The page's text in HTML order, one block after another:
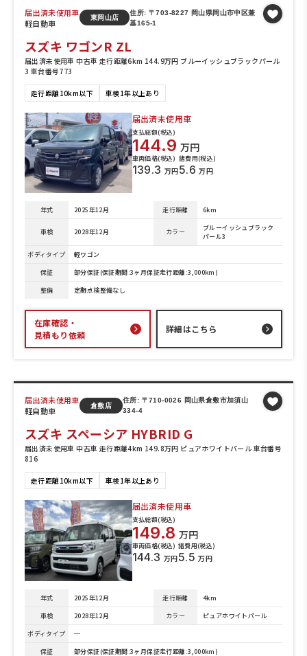
届出済未使用車
軽自動車
東岡山店
住所: 〒703-8227 岡山県岡山市中区兼
基165-1
スズキ ワゴンR ZL
届出済未使用車 中古車 走行距離6km 144.9万円 ブルーイッシュブラックパール
3 車台番号773
走行距離10km以下 車検1年以上あり
届出済未使用車
支払総額(税込)
144.9 万円
車両価格(税込)
139.3 万円
諸費用(税込)
5.6 万円
年式 2025年12月 走行距離 6km
車検 2028年12月 カラー
ブルーイッシュブラック
パール3
ボディタイプ
軽ワゴン
保証
部分保証(保証期間:3ヶ月保証走行距離:3,000km)
整備
定期点検整備なし
在庫確認・
見積もり依頼
詳細はこちら
届出済未使用車
軽自動車
倉敷店
住所: 〒710-0026 岡山県倉敷市加須山
334-4
スズキ スペーシア HYBRID G
届出済未使用車 中古車 走行距離4km 149.8万円 ピュアホワイトパール 車台番号
816
走行距離10km以下 車検1年以上あり
届出済未使用車
支払総額(税込)
149.8 万円
車両価格(税込)
144.3 万円
諸費用(税込)
5.5 万円
年式 2025年12月 走行距離
4km
車検
2028年12月 カラー
ピュアホワイトパール
ボディタイプ
─
保証
部分保証(保証期間:3ヶ月保証走行距離:3,000km)